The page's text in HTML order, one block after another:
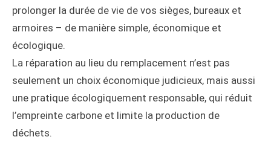
prolonger la durée de vie de vos sièges, bureaux et
armoires – de manière simple, économique et
écologique.
La réparation au lieu du remplacement n’est pas
seulement un choix économique judicieux, mais aussi
une pratique écologiquement responsable, qui réduit
l’empreinte carbone et limite la production de
déchets.